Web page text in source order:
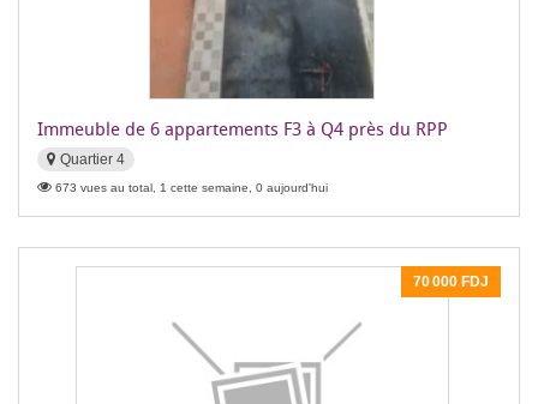
Immeuble de 6 appartements F3 à Q4 près du RPP
Quartier 4
673 vues au total, 1 cette semaine, 0 aujourd'hui
70 000 FDJ